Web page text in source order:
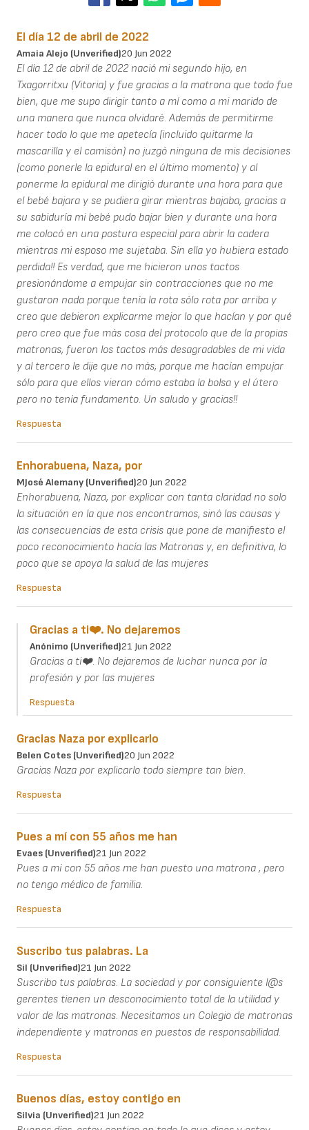
El día 12 de abril de 2022
Amaia Alejo (unverified)20 Jun 2022
El día 12 de abril de 2022 nació mi segundo hijo, en
Txagorritxu (Vitoria) y fue gracias a la matrona que todo fue
bien, que me supo dirigir tanto a mí como a mi marido de
una manera que nunca olvidaré. Además de permitirme
hacer todo lo que me apetecía (incluido quitarme la
mascarilla y el camisón) no juzgó ninguna de mis decisiones
(como ponerle la epidural en el último momento) y al
ponerme la epidural me dirigió durante una hora para que
el bebé bajara y se pudiera girar mientras bajaba, gracias a
su sabiduría mi bebé pudo bajar bien y durante una hora
me colocó en una postura especial para abrir la cadera
mientras mi esposo me sujetaba. Sin ella yo hubiera estado
perdida!! Es verdad, que me hicieron unos tactos
presionándome a empujar sin contracciones que no me
gustaron nada porque tenía la rota sólo rota por arriba y
creo que debieron explicarme mejor lo que hacían y por qué
pero creo que fue más cosa del protocolo que de la propias
matronas, fueron los tactos más desagradables de mi vida
y al tercero le dije que no más, porque me hacían empujar
sólo para que ellos vieran cómo estaba la bolsa y el útero
pero no tenía fundamento. Un saludo y gracias!!
Respuesta
Enhorabuena, Naza, por
MJosé Alemany (unverified)20 Jun 2022
Enhorabuena, Naza, por explicar con tanta claridad no solo
la situación en la que nos encontramos, sinó las causas y
las consecuencias de esta crisis que pone de manifiesto el
poco reconocimiento hacía las Matronas y, en definitiva, lo
poco que se apoya la salud de las mujeres
Respuesta
Gracias a ti❤️. No dejaremos
Anónimo (unverified)21 Jun 2022
Gracias a ti❤️. No dejaremos de luchar nunca por la
profesión y por las mujeres
Respuesta
Gracias Naza por explicarlo
Belen Cotes (unverified)20 Jun 2022
Gracias Naza por explicarlo todo siempre tan bien.
Respuesta
Pues a mí con 55 años me han
Evaes (unverified)21 Jun 2022
Pues a mí con 55 años me han puesto una matrona , pero
no tengo médico de familia.
Respuesta
Suscribo tus palabras. La
Sil (unverified)21 Jun 2022
Suscribo tus palabras. La sociedad y por consiguiente l@s
gerentes tienen un desconocimiento total de la utilidad y
valor de las matronas. Necesitamos un Colegio de matronas
independiente y matronas en puestos de responsabilidad.
Respuesta
Buenos días, estoy contigo en
Silvia (unverified)21 Jun 2022